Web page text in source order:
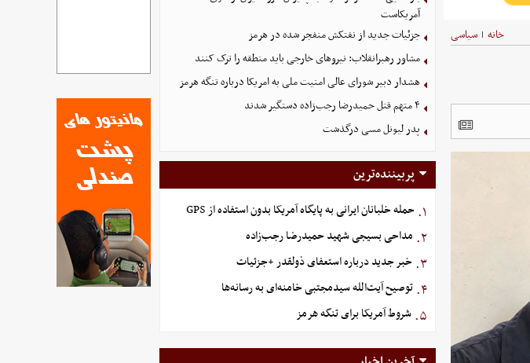
خانه | سیاسی
آمریکاست
جزئیات جدید از نفتکش منفجر شده در هرمز
مشاور رهبرانقلاب: نیروهای خارجی باید منطقه را ترک کنند
هشدار دبیر شورای عالی امنیت ملی به امریکا درباره تنگه هرمز
۴ متهم قتل حمیدرضا رجب‌زاده دستگیر شدند
پدر لیونل مسی درگذشت
پربیننده‌ترین
۱. حمله خلبانان ایرانی به پایگاه آمریکا بدون استفاده از GPS
۲. مداحی بسیجی شهید حمیدرضا رجب‌زاده
۳. خبر جدید درباره استعفای ذولقدر +جزئیات
۴. توصیح آیت‌الله سیدمجتبی خامنه‌ای به رسانه‌ها
۵. شروط آمریکا برای تنگه هرمز